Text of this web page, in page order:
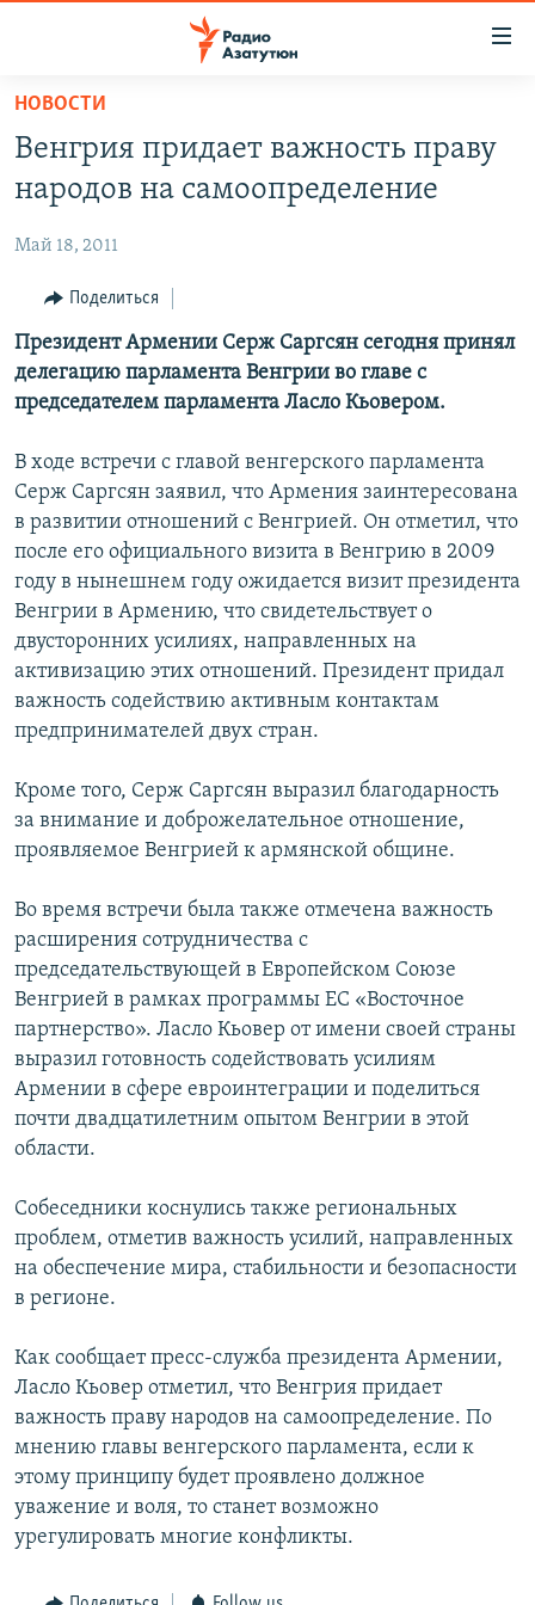
Перейти
основному
содержанию
Перейти
навигации
Перейти
поиску
НОВОСТИ
ПОЛИТИКА
ОБЩЕСТВО
ЭКОНОМИКА
РЕГИОН
НАГОРНЫЙ КАРАБАХ
СПОРТ
АРХИВ
Հայերեն
English
Русский
Все сайты Радио Азатутюн
НОВОСТИ
Венгрия придает важность праву
народов на самоопределение
Май 18, 2011
Поделиться
Президент Армении Серж Саргсян сегодня принял
делегацию парламента Венгрии во главе с
председателем парламента Ласло Кьовером.
В ходе встречи с главой венгерского парламента
Серж Саргсян заявил, что Армения заинтересована
в развитии отношений с Венгрией. Он отметил, что
после его официального визита в Венгрию в 2009
году в нынешнем году ожидается визит президента
Венгрии в Армению, что свидетельствует о
двусторонних усилиях, направленных на
активизацию этих отношений. Президент придал
важность содействию активным контактам
предпринимателей двух стран.
Кроме того, Серж Саргсян выразил благодарность
за внимание и доброжелательное отношение,
проявляемое Венгрией к армянской общине.
Во время встречи была также отмечена важность
расширения сотрудничества с
председательствующей в Европейском Союзе
Венгрией в рамках программы ЕС «Восточное
партнерство». Ласло Кьовер от имени своей страны
выразил готовность содействовать усилиям
Армении в сфере евроинтеграции и поделиться
почти двадцатилетним опытом Венгрии в этой
области.
Собеседники коснулись также региональных
проблем, отметив важность усилий, направленных
на обеспечение мира, стабильности и безопасности
в регионе.
Как сообщает пресс-служба президента Армении,
Ласло Кьовер отметил, что Венгрия придает
важность праву народов на самоопределение. По
мнению главы венгерского парламента, если к
этому принципу будет проявлено должное
уважение и воля, то станет возможно
урегулировать многие конфликты.